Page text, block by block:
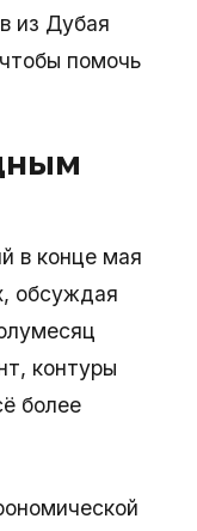
из Дубая
помочь
в конце мая
обсуждая
контуры
более